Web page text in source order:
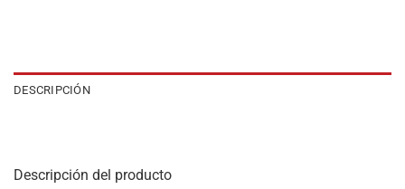
DESCRIPCIÓN
Descripción del producto